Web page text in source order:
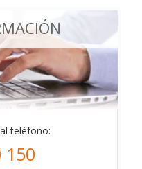
teléfono:
150